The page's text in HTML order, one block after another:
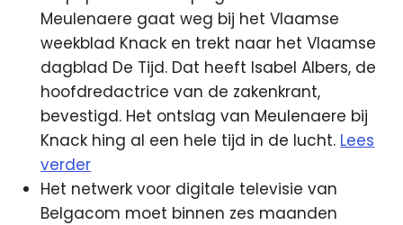
Meulenaere gaat weg bij het Vlaamse
weekblad Knack en trekt naar het Vlaamse
dagblad De Tijd. Dat heeft Isabel Albers, de
hoofdredactrice van de zakenkrant,
bevestigd. Het ontslag van Meulenaere bij
Knack hing al een hele tijd in de lucht. Lees
verder
Het netwerk voor digitale televisie van
Belgacom moet binnen zes maanden